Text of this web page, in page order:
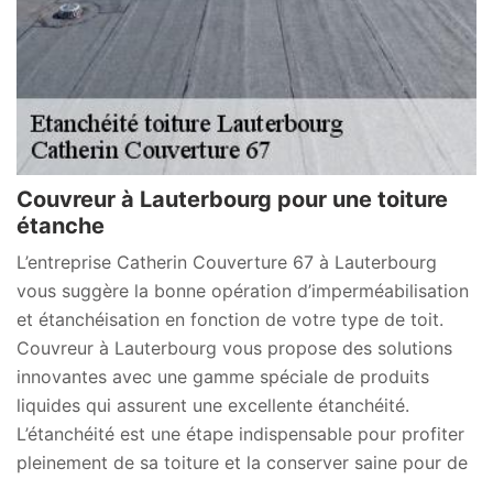
Couvreur à Lauterbourg pour une toiture
étanche
L’entreprise Catherin Couverture 67 à Lauterbourg
vous suggère la bonne opération d’imperméabilisation
et étanchéisation en fonction de votre type de toit.
Couvreur à Lauterbourg vous propose des solutions
innovantes avec une gamme spéciale de produits
liquides qui assurent une excellente étanchéité.
L’étanchéité est une étape indispensable pour profiter
pleinement de sa toiture et la conserver saine pour de